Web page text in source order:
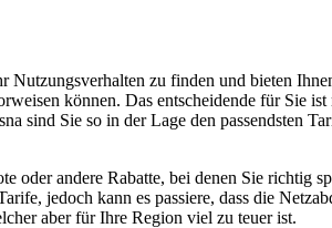
Nutzungsverhalten zu finden und bieten
können. Das entscheidende für Sie ist
sind Sie so in der Lage den passendsten
andere Rabatte, bei denen Sie richtig
jedoch kann es passiere, dass die
aber für Ihre Region viel zu teuer ist.